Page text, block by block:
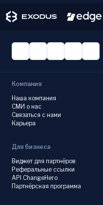
Компания
Наша компания
СМИ о нас
Связаться с нами
Карьера
Для бизнеса
Виджет для партнёров
Реферальные ссылки
API ChangeHero
Партнёрская программа